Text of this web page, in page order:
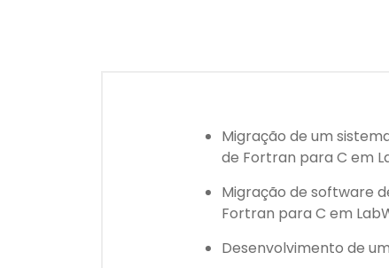
Migração de um
de Fortran para C em
Migração de software
Fortran para C em
Desenvolvimento de